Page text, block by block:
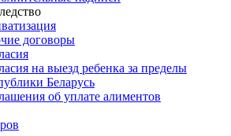
договоры
на выезд ребенка за пределы
Беларусь
об уплате алиментов